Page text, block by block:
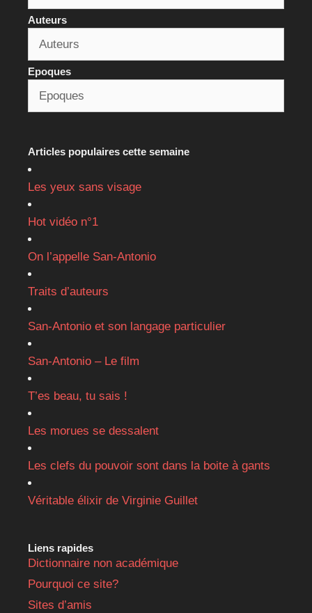
Auteurs
Epoques
Articles populaires cette semaine
Les yeux sans visage
Hot vidéo n°1
On l’appelle San-Antonio
Traits d’auteurs
San-Antonio et son langage particulier
San-Antonio – Le film
T’es beau, tu sais !
Les morues se dessalent
Les clefs du pouvoir sont dans la boite à gants
Véritable élixir de Virginie Guillet
Liens rapides
Dictionnaire non académique
Pourquoi ce site?
Sites d’amis